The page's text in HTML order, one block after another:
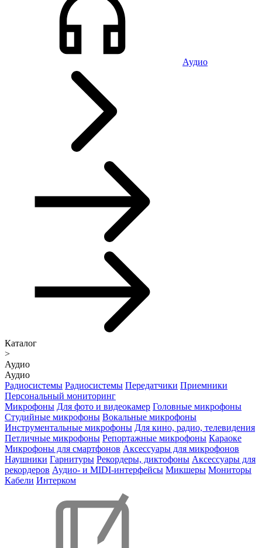
Аудио
Каталог
>
Аудио
Аудио
Радиосистемы Радиосистемы Передатчики Приемники
Персональный мониторинг
Микрофоны Для фото и видеокамер Головные микрофоны
Студийные микрофоны Вокальные микрофоны
Инструментальные микрофоны Для кино, радио, телевидения
Петличные микрофоны Репортажные микрофоны Караоке
Микрофоны для смартфонов Аксессуары для микрофонов
Наушники Гарнитуры Рекордеры, диктофоны Аксессуары для
рекордеров Аудио- и MIDI-интерфейсы Микшеры Мониторы
Кабели Интерком